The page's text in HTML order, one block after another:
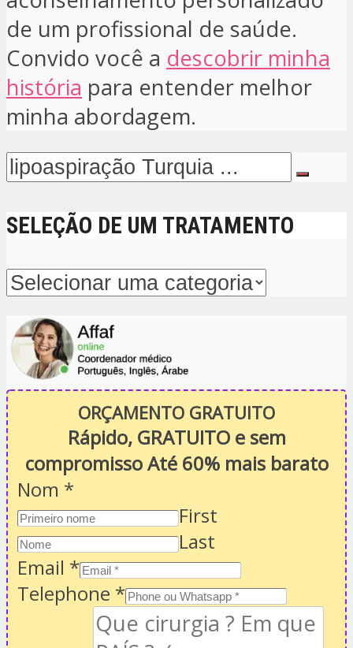
de um profissional de saúde.
Convido você a descobrir minha
história para entender melhor
minha abordagem.
SELEÇÃO DE UM TRATAMENTO
ORÇAMENTO GRATUITO
Rápido, GRATUITO e sem
compromisso Até 60% mais barato
Nom *
First
Last
Email *
Telephone *